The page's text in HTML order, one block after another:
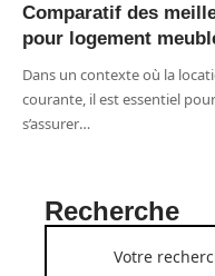
Comparatif des
pour logement
Dans un contexte où la
courante, il est essentiel
s’assurer…
Recherche